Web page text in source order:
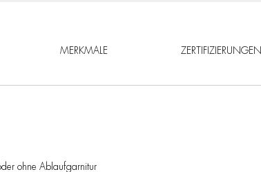
MERKMALE ZERTIFIZIERUNGEN
ohne Ablaufgarnitur